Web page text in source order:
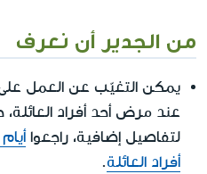
من الجدير أن نعرف
يمكن التغيّب عن العمل
عند مرض أحد أفراد
لتفاصيل إضافية، راجعوا
أفراد العائلة.